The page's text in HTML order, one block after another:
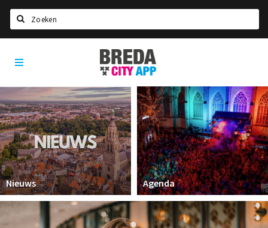
Home
Agenda
Deals
Party pics
Nieuws, interviews & blogs
Eten
Drinken
Slapen
Breda
City
App
Nieuws Agenda